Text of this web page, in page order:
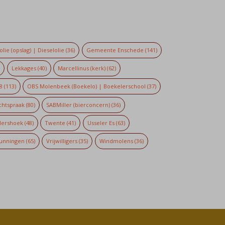
(opslag) | Dieselolie (36) Gemeente Enschede (141)
Lekkages(40) Marcellinus (kerk) (62)
(113) OBS Molenbeek (Boekelo) | Boekelerschool (37)
(80) SABMiller (bierconcern) (36)
(48) Twente (41) Usseler Es(63)
(65) Vrijwilligers (35) Windmolens(36)